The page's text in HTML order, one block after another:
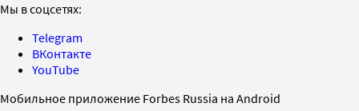
Мы в соцсетях:
Telegram
ВКонтакте
YouTube
Мобильное приложение Forbes Russia на Android